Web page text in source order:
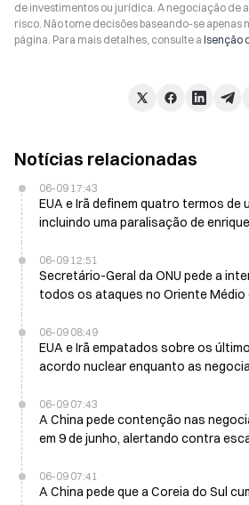
de investimentos ou jurídica. A negociação de
risco. Não tome decisões baseando-se apenas
página. Para mais detalhes, consulte a Isenção
Notícias relacionadas
06-09 17:43
EUA e Irã definem quatro termos de
incluindo uma paralisação de
06-09 12:51
Secretário-Geral da ONU pede a
todos os ataques no Oriente Médio
06-09 08:49
EUA e Irã empatados sobre os
acordo nuclear enquanto as
06-09 07:43
A China pede contenção nas
em 9 de junho, alertando contra
06-09 07:41
A China pede que a Coreia do Sul